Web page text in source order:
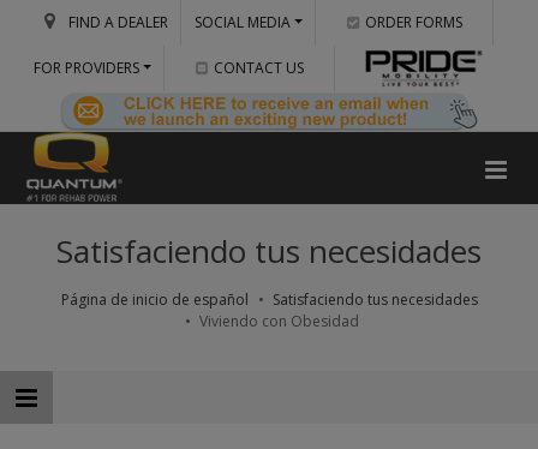
FIND A DEALER SOCIAL MEDIA ORDER FORMS
FOR PROVIDERS CONTACT US
Satisfaciendo tus necesidades
Página de inicio de español
Satisfaciendo tus necesidades
Viviendo con Obesidad